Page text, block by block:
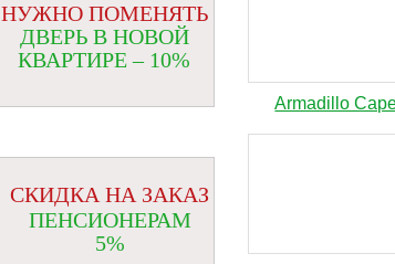
Аrmadillo
НУЖНО ПОМЕНЯТЬ
ДВЕРЬ В НОВОЙ
КВАРТИРЕ – 10%
СКИДКА НА ЗАКАЗ
ПЕНСИОНЕРАМ
5%